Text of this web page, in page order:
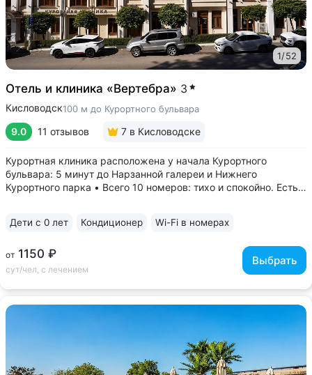
1/52
Отель и клиника «Вертебра» 3
Кисловодск100 м до Курортного бульвара
9.0 11 отзывов 7 в Кисловодске
Курортная клиника расположена у начала Курортного
бульвара: 5 минут до Нарзанной галереи и Нижнего
Курортного парка • Всего 10 номеров: тихо и спокойно. Есть
медицинских наук:...
от 1150 ₽
сут/чел, с лечением
Выбрать
Дети с 0 лет Кондиционер Wi-Fi в номерах